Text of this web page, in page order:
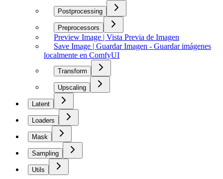
Postprocessing
Preprocessors
Preview Image | Vista Previa de Imagen
Save Image | Guardar Imagen - Guardar imágenes
localmente en ComfyUI
Transform
Upscaling
Latent
Loaders
Mask
Sampling
Utils